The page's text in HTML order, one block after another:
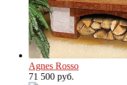
Agnes Rosso
71 500 руб.